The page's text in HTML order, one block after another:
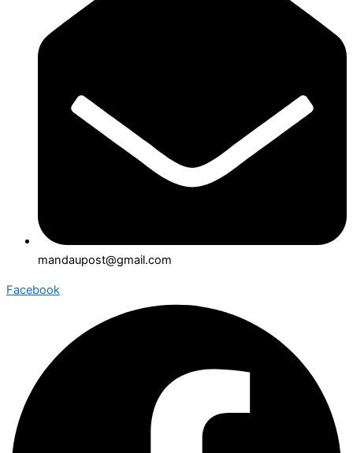
mandaupost@gmail.com
Facebook